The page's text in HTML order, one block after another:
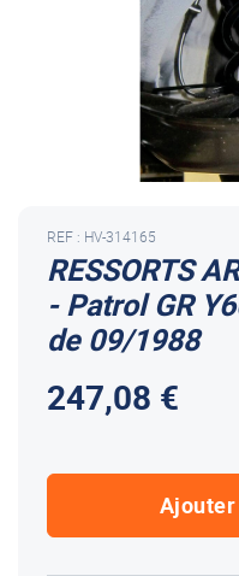
RESSORTS
- Patrol GR
de 09/1988
REF : HV-314165
247,08 €